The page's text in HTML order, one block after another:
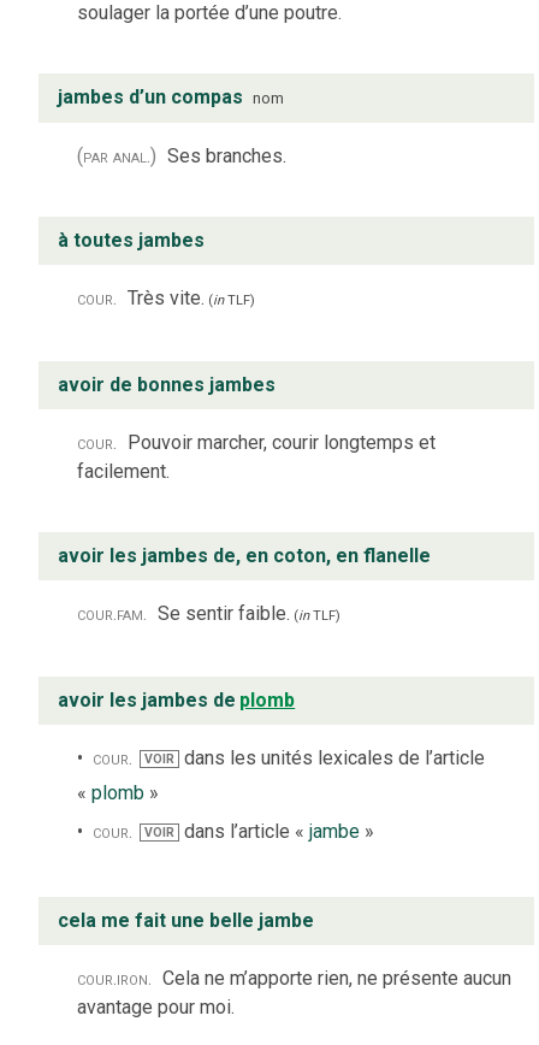
soulager la portée d’une poutre.
jambes d’un compas nom
(par anal.) Ses branches.
à toutes jambes
cour. Très vite. (inTLF)
avoir de bonnes jambes
cour. Pouvoir marcher, courir longtemps et
facilement.
avoir les jambes de, en coton, en flanelle
cour.fam. Se sentir faible. (inTLF)
avoir les jambes de plomb
cour. VOIR dans les unités lexicales de l’article
« plomb »
cour.
VOIR dans l’article « jambe»
cela me fait une belle jambe
cour. iron.
Cela ne m’apporte rien, ne présente aucun
avantage pour moi.